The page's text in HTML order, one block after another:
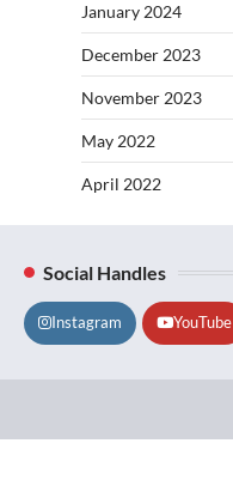
January 2024
December 2023
November 2023
May 2022
April 2022
Social Handles
Instagram YouTube